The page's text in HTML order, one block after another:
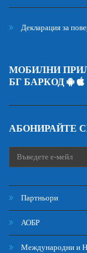
Декларация за
МОБИЛНИ
БГ БАРКОД
АБОНИРАЙТЕ
Партньори
АОБР
Международни и